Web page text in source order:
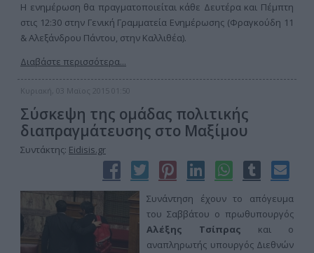
Η ενημέρωση θα πραγματοποιείται κάθε Δευτέρα και Πέμπτη
στις 12:30 στην Γενική Γραμματεία Ενημέρωσης (Φραγκούδη 11
& Αλεξάνδρου Πάντου, στην Καλλιθέα).
Διαβάστε περισσότερα...
Κυριακή, 03 Μαϊος 2015 01:50
Σύσκεψη της ομάδας πολιτικής
διαπραγμάτευσης στο Μαξίμου
Συντάκτης: Eidisis.gr
Συνάντηση έχουν το απόγευμα
του Σαββάτου ο πρωθυπουργός
Αλέξης Τσίπρας και ο
αναπληρωτής υπουργός Διεθνών